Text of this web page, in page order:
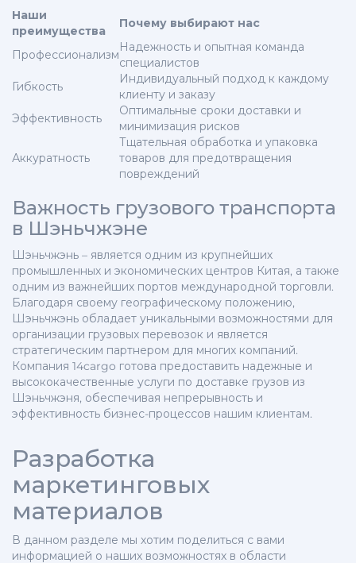
Наши
преимущества
Почему выбирают нас
Профессионализм
Надежность и опытная команда
специалистов
Гибкость
Индивидуальный подход к каждому
клиенту и заказу
Эффективность
Оптимальные сроки доставки и
минимизация рисков
Аккуратность
Тщательная обработка и упаковка
товаров для предотвращения
повреждений
Важность грузового транспорта
в Шэньчжэне
Шэньчжэнь – является одним из крупнейших
промышленных и экономических центров Китая, а также
одним из важнейших портов международной торговли.
Благодаря своему географическому положению,
Шэньчжэнь обладает уникальными возможностями для
организации грузовых перевозок и является
стратегическим партнером для многих компаний.
Компания 14cargo готова предоставить надежные и
высококачественные услуги по доставке грузов из
Шэньчжэня, обеспечивая непрерывность и
эффективность бизнес-процессов нашим клиентам.
Разработка
маркетинговых
материалов
В данном разделе мы хотим поделиться с вами
информацией о наших возможностях в области